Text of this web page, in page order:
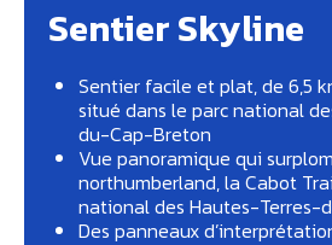
Sentier Skyline
Sentier facile et plat, de 6,5
situé dans le parc national
du-Cap-Breton
Vue panoramique qui
northumberland, la Cabot
national des Hautes-Terres-
Des panneaux